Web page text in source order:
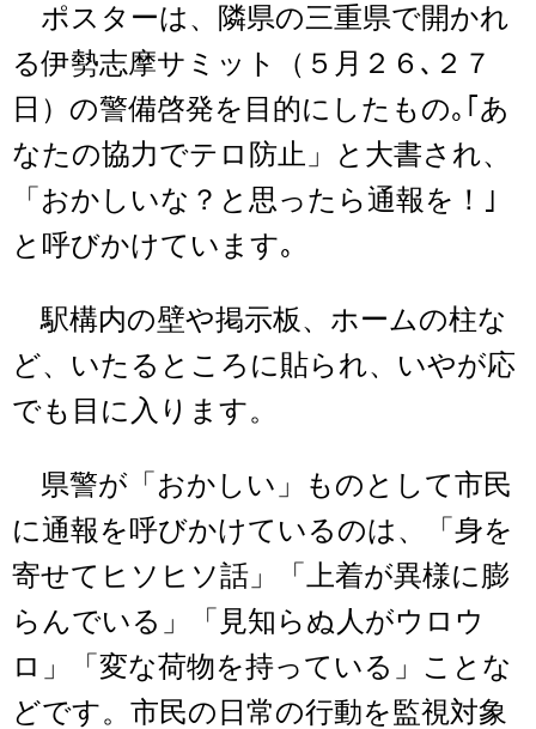
ポスターは、隣県の三重県で開かれ
る伊勢志摩サミット（５月２６､２７
日）の警備啓発を目的にしたもの｡｢あ
なたの協力でテロ防止」と大書され、
「おかしいな？と思ったら通報を！｣
と呼びかけています｡
駅構内の壁や掲示板、ホームの柱な
ど、いたるところに貼られ、いやが応
でも目に入ります。
県警が「おかしい」ものとして市民
に通報を呼びかけているのは、「身を
寄せてヒソヒソ話」「上着が異様に膨
らんでいる」「見知らぬ人がウロウ
ロ」「変な荷物を持っている」ことな
どです。市民の日常の行動を監視対象